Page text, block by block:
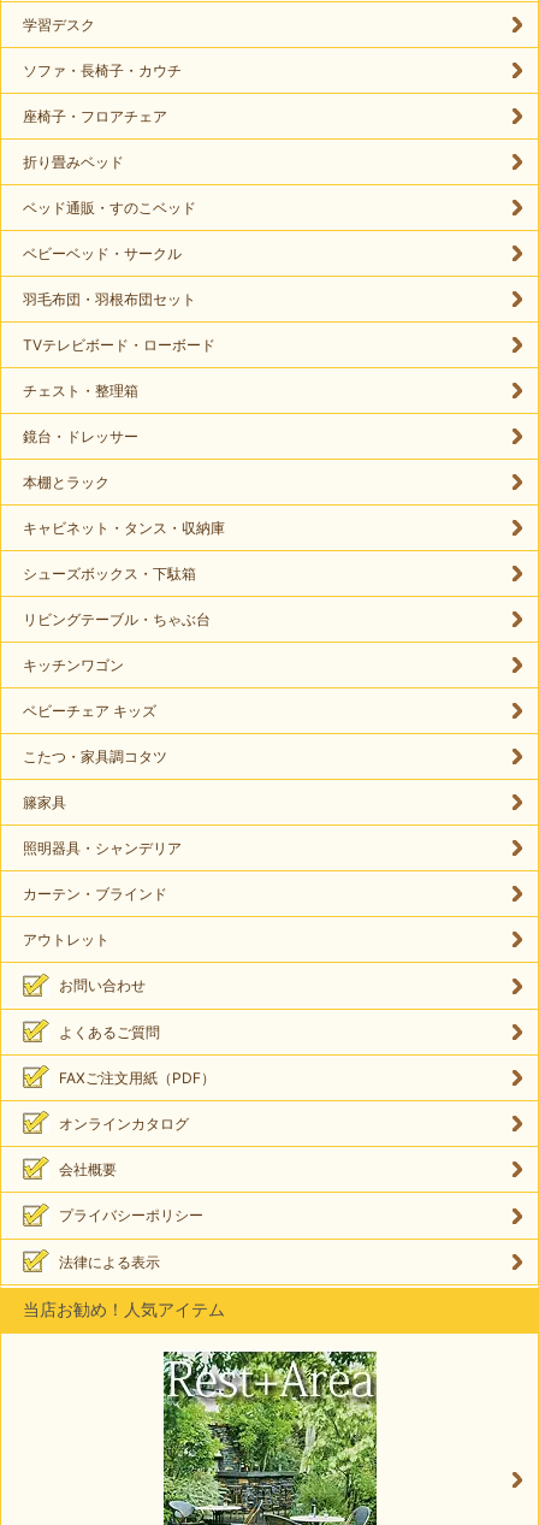
学習デスク
ソファ・長椅子・カウチ
座椅子・フロアチェア
折り畳みベッド
ベッド通販・すのこベッド
ベビーベッド・サークル
羽毛布団・羽根布団セット
TVテレビボード・ローボード
チェスト・整理箱
鏡台・ドレッサー
本棚とラック
キャビネット・タンス・収納庫
シューズボックス・下駄箱
リビングテーブル・ちゃぶ台
キッチンワゴン
ベビーチェア キッズ
こたつ・家具調コタツ
籐家具
照明器具・シャンデリア
カーテン・ブラインド
アウトレット
お問い合わせ
よくあるご質問
FAXご注文用紙（PDF）
オンラインカタログ
会社概要
プライバシーポリシー
法律による表示
当店お勧め！人気アイテム